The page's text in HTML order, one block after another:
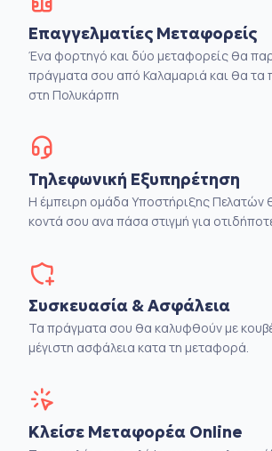
Επαγγελματίες Μεταφορείς
Ένα φορτηγό και δύο μεταφορείς θα
πράγματα σου από Καλαμαριά και θα
στη Πολυκάρπη
Τηλεφωνική Εξυπηρέτηση
Η έμπειρη ομάδα Υποστήριξης Πελατών
κοντά σου ανα πάσα στιγμή για
Συσκευασία & Ασφάλεια
Τα πράγματα σου θα καλυφθούν με
μέγιστη ασφάλεια κατα τη μεταφορά.
Κλείσε Μεταφορέα Online